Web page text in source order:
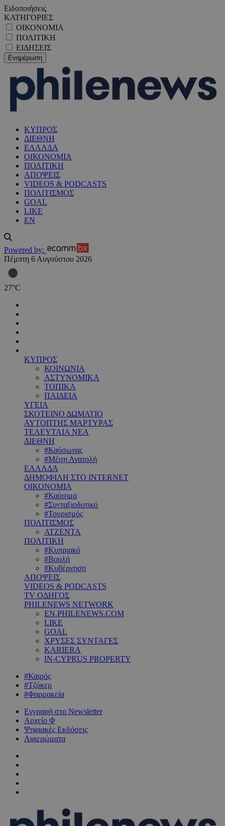
Ειδοποιήσεις
ΚΑΤΗΓΟΡΙΕΣ
ΟΙΚΟΝΟΜΙΑ
ΠΟΛΙΤΙΚΗ
ΕΙΔΗΣΕΙΣ
ΚΥΠΡΟΣ
ΔΙΕΘΝΗ
ΕΛΛΑΔΑ
ΟΙΚΟΝΟΜΙΑ
ΠΟΛΙΤΙΚΗ
ΑΠΟΨΕΙΣ
VIDEOS & PODCASTS
ΠΟΛΙΤΙΣΜΟΣ
GOAL
LIKE
EN
Powered by:
Πέμπτη 6 Αυγούστου 2026
27°C
ΚΥΠΡΟΣ
ΚΟΙΝΩΝΙΑ
ΑΣΤΥΝΟΜΙΚΑ
ΤΟΠΙΚΑ
ΠΑΙΔΕΙΑ
ΥΓΕΙΑ
ΣΚΟΤΕΙΝΟ ΔΩΜΑΤΙΟ
ΑΥΤΟΠΤΗΣ ΜΑΡΤΥΡΑΣ
ΤΕΛΕΥΤΑΙΑ ΝΕΑ
ΔΙΕΘΝΗ
#Καύσωνας
#Μέση Ανατολή
ΕΛΛΑΔΑ
ΔΗΜΟΦΙΛΗ ΣΤΟ INTERNET
ΟΙΚΟΝΟΜΙΑ
#Καύσιμα
#Συνταξιοδοτικό
#Τουρισμός
ΠΟΛΙΤΙΣΜΟΣ
ΑΤΖΕΝΤΑ
ΠΟΛΙΤΙΚΗ
#Κυπριακό
#Βουλή
#Κυβέρνηση
ΑΠΟΨΕΙΣ
VIDEOS & PODCASTS
TV ΟΔΗΓΟΣ
PHILENEWS NETWORK
EN.PHILENEWS.COM
LIKE
GOAL
ΧΡΥΣΕΣ ΣΥΝΤΑΓΕΣ
KARIERA
IN-CYPRUS PROPERTY
#Καιρός
#Τζόκερ
#Φαρμακεία
Εγγραφή στο Newsletter
Αρχείο Φ
Ψηφιακές Εκδόσεις
Αφιερώματα